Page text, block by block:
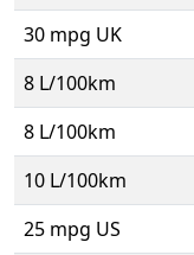
30 mpg UK
8 L/100km
8 L/100km
10 L/100km
25 mpg US